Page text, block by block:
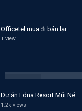
Officetel mua đi bán lại...
1 view
Dự án Edna Resort Mũi Né
1.2k views